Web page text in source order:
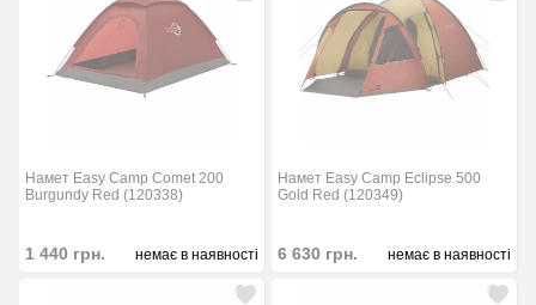
Намет Easy Camp Comet 200
Burgundy Red (120338)
1 440 грн. немає в наявності
Намет Easy Camp Eclipse 500
Gold Red (120349)
6 630 грн. немає в наявності